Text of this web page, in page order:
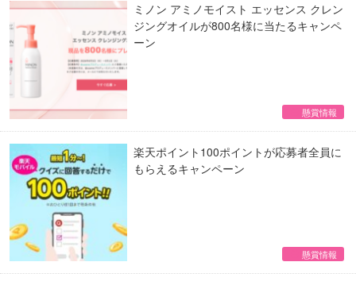
ミノン アミノモイスト エッセンス クレン
ジングオイルが800名様に当たるキャンペ
ーン
懸賞情報
楽天ポイント100ポイントが応募者全員に
もらえるキャンペーン
懸賞情報